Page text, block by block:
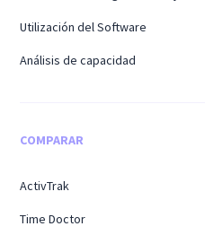
Utilización del Software
Análisis de capacidad
COMPARAR
ActivTrak
Time Doctor